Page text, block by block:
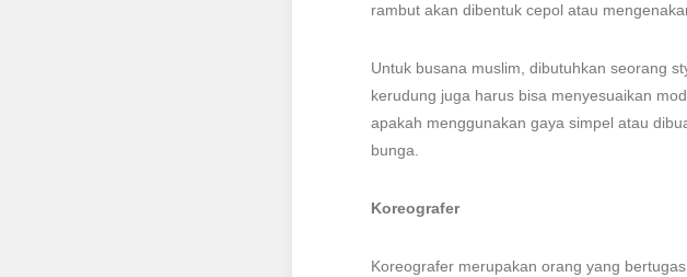
rambut akan dibentuk cepol atau
Untuk busana muslim, dibutuhkan seorang
kerudung juga harus bisa menyesuaikan
apakah menggunakan gaya simpel atau
bunga.
Koreografer
Koreografer merupakan orang yang